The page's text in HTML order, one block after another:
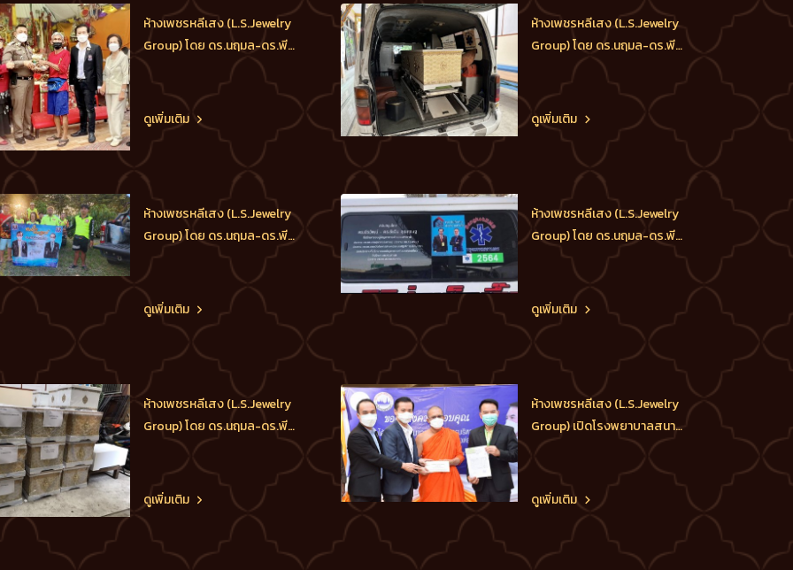
14 กุมภาพันธ์ 2566 ที่เขต
พระนครเท่
เยี่ยม, มีจริยธรรมในการ
ประกอบ
ห้างเพชรหลีเสง (L.S.Jewelry
Group) โดย ดร.นฤมล-ดร.พีร
วัฒน์-ดร.ธัชวิน-ผศ.ดร.ชุติมา-
น้องกีฟ กัลยภรณ์ สุรเศรษฐ
M.D.L.S.Jewelry Group (ห้าง
เพชรหลีเสง)- ประธาน
กต.ตร.กทม.(ภาคประชาชน)-
ประธานกต.ตร.บก.น.1-ประธาน
กต.ตร.สน.ชนะสงคราม และ
ประธานที่ปรึกษาคณะดำเนินงาน
ศาลเ
ดูเพิ่มเติม
ห้างเพชรหลีเสง (L.S.Jewelry
Group) โดย ดร.นฤมล-ดร.พีร
วัฒน์-ดร.ธัชวิน สุรเศรษฐ
M.D.L.S.Jewelry Group (ห้าง
เพชรหลีเสง), ประธาน
กต.ตร.กทม.(ภาคประชาชน) และ
ประธานกต.ตร.บก.น.1 บริจาค
โลงศพให้กับผู้เสียชีวิต โดย
มอบมอบหมายให้ทีมงาน รับร่าง
พระลูกวัดอายุ 41 ปี จากวั
ดูเพิ่มเติม
ห้างเพชรหลีเสง (L.S.Jewelry
Group) โดย ดร.นฤมล-ดร.พีร
วัฒน์-ดร.ธัชวิน สุรเศรษฐ
M.D.L.S.Jewelry Group (ห้าง
เพชรหลีเสง), ประธาน
กต.ตร.กทม.(ภาคประชาชน) และ
ประธานกต.ตร.บก.น.1 มอบ
หมายให้อปพร.เขตพระนคร และ
อาสาที่อยู่ในสังกัด ออกช่วย
เหลือพี่น้องประชาชนที่ประสบ
ภัยน
ดูเพิ่มเติม
ห้างเพชรหลีเสง (L.S.Jewelry
Group) โดย ดร.นฤมล-ดร.พีร
วัฒน์-ดร.ธัชวิน สุรเศรษฐ
M.D.L.S.Jewelry Group (ห้าง
เพชรหลีเสง), ประธาน
กต.ตร.กทม.(ภาคประชาชน) และ
ประธานกต.ตร.บก.น.1 บริจาค
โลงศพให้กับผู้เสียชีวิตที่ยากไร้
โดยมอบมอบหมายให้ทีมงาน รับ
ร่างผู้เสียชีวิตจากโร
ดูเพิ่มเติม
ห้างเพชรหลีเสง (L.S.Jewelry
Group) โดย ดร.นฤมล-ดร.พีร
วัฒน์-ดร.ธัชวิน สุรเศรษฐ
M.D.L.S.Jewelry Group (ห้าง
เพชรหลีเสง), ประธาน
กต.ตร.กทม.(ภาคประชาชน) และ
ประธานกต.ตร.บก.น.1 บริจาค
โลงศพให้กับผู้เสียชีวิตที่ยากไร้
ดูเพิ่มเติม
ห้างเพชรหลีเสง (L.S.Jewelry
Group) เปิดโรงพยาบาลสนาม
ศูนย์พักคอยผู้ป่วยโควิด-19
โดย ท่านเจ้าคุณพระโสภณ
ธรรมวงศ์ (ท่านเจ้าคุณน้อย)เจ้า
อาวาสวัดอินทรวิหาร, ท่านวสันต์
บุญหมื่นไวย์ ผู้อำนวยการเขต
พระนคร ร่วมกับ ดร.นฤมล-
ดูเพิ่มเติม